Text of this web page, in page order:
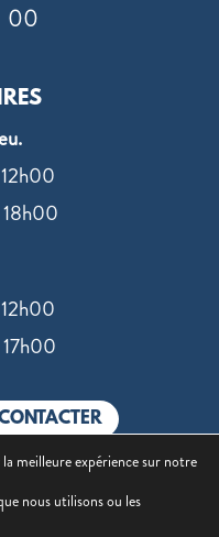
00
meilleure expérience sur notre
nous utilisons ou les